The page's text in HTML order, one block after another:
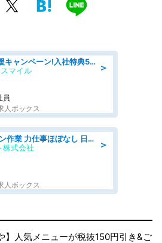
＞
2026年転職応援キャンペーン!入社特典58万円/デンソーで働こう!自動車工場で小型部品の検査業務 denso aichi
マイル
員
人ボックス
＞
検査/検品/ライン作業 力仕事ほぼなし 日勤 土日休 未経験歓迎 検品·検査
株式会社
人ボックス
】人気メニューが税抜150円引き&ご